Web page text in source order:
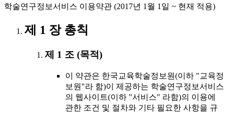
학술연구정보서비스 이용약관 (2017년 1월 1일 ~ 현재 적용)
제 1 장 총칙
제 1 조 (목적)
이 약관은 한국교육학술정보원(이하 "교육정
보원"라 함)이 제공하는 학술연구정보서비스
의 웹사이트(이하 "서비스" 라함)의 이용에
관한 조건 및 절차와 기타 필요한 사항을 규